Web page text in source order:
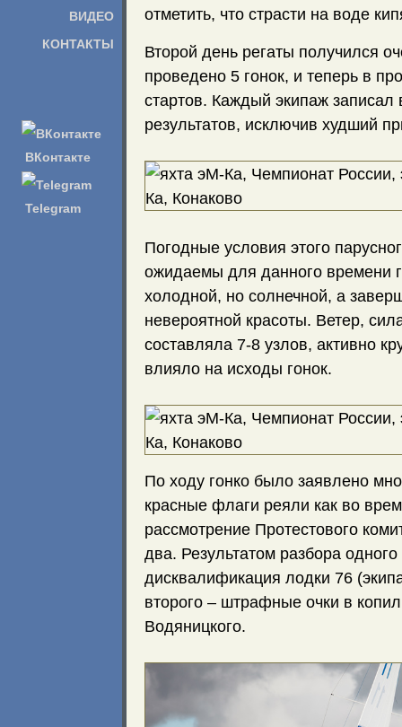
ВИДЕО
КОНТАКТЫ
ВКонтакте
Telegram
отметить, что страсти на воде
Второй день регаты получился
проведено 5 гонок, и теперь в
стартов. Каждый экипаж записал
результатов, исключив худший
Погодные условия этого
ожидаемы для данного времени
холодной, но солнечной, а
невероятной красоты. Ветер,
составляла 7-8 узлов, активно
влияло на исходы гонок.
По ходу гонко было заявлено
красные флаги реяли как во
рассмотрение Протестового
два. Результатом разбора
дисквалификация лодки 76
второго – штрафные очки в
Водяницкого.